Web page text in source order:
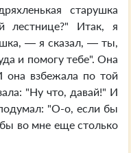
старушка
лестнице?" Итак, я
— я сказал, — ты,
и помогу тебе". Она
она взбежала по той
"Ну что, давай!" И
"О-о, если бы
во мне еще столько